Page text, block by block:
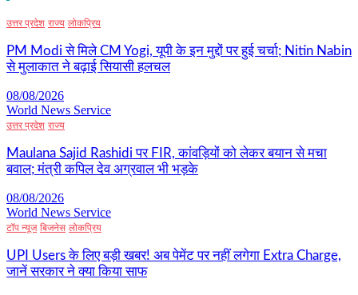
उत्तर प्रदेश राज्य लोकप्रिय
PM Modi से मिले CM Yogi, यूपी के इन मुद्दों पर हुई चर्चा; Nitin Nabin
से मुलाकात ने बढ़ाई सियासी हलचल
08/08/2026
World News Service
उत्तर प्रदेश राज्य
Maulana Sajid Rashidi पर FIR, कांवड़ियों को लेकर बयान से मचा
बवाल; मंत्री कपिल देव अग्रवाल भी भड़के
08/08/2026
World News Service
टॉप न्यूज बिजनेस लोकप्रिय
UPI Users के लिए बड़ी खबर! अब पेमेंट पर नहीं लगेगा Extra Charge,
जानें सरकार ने क्या किया साफ